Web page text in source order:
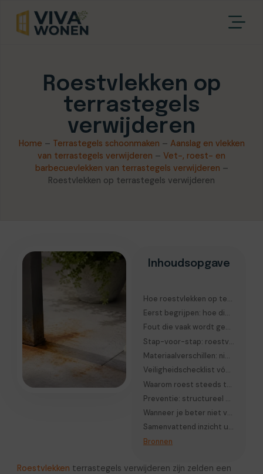
Roestvlekken op
terrastegels
verwijderen
Home – Terrastegels schoonmaken – Aanslag en vlekken
van terrastegels verwijderen – Vet-, roest- en
barbecuevlekken van terrastegels verwijderen –
Roestvlekken op terrastegels verwijderen
Inhoudsopgave
Hoe roestvlekken op terrastegels ontstaan
Eerst begrijpen: hoe diep zit de vlek?
Fout die vaak wordt gemaakt bij roestvlekken
Stap-voor-stap: roestvlekken veilig verwijderen
Materiaalverschillen: niet elke tegel reageert hetzelfde
Veiligheidschecklist vóór je begint
Waarom roest steeds terugkomt (belangrijk diagnostisch punt)
Preventie: structureel denken in plaats van reinigen
Wanneer je beter niet verder schoonmaakt
Samenvattend inzicht uit de praktijk
Bronnen
Roestvlekken terrastegels verwijderen zijn zelden een